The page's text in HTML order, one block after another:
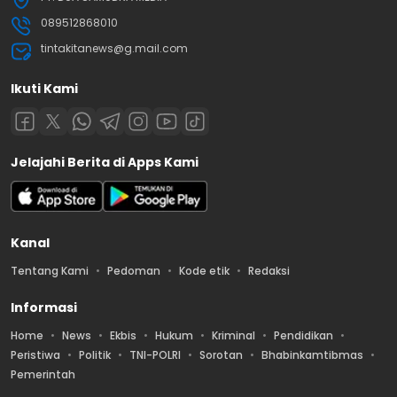
089512868010
tintakitanews@g.mail.com
Ikuti Kami
Jelajahi Berita di Apps Kami
Kanal
Tentang Kami Pedoman Kode etik Redaksi
Informasi
Home News Ekbis Hukum Kriminal
Pendidikan
Peristiwa
Politik TNI-POLRI Sorotan
Bhabinkamtibmas
Pemerintah